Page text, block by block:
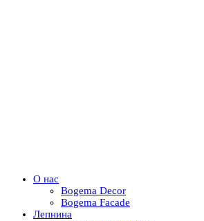
О нас
Bogema Decor
Bogema Facade
Лепнина